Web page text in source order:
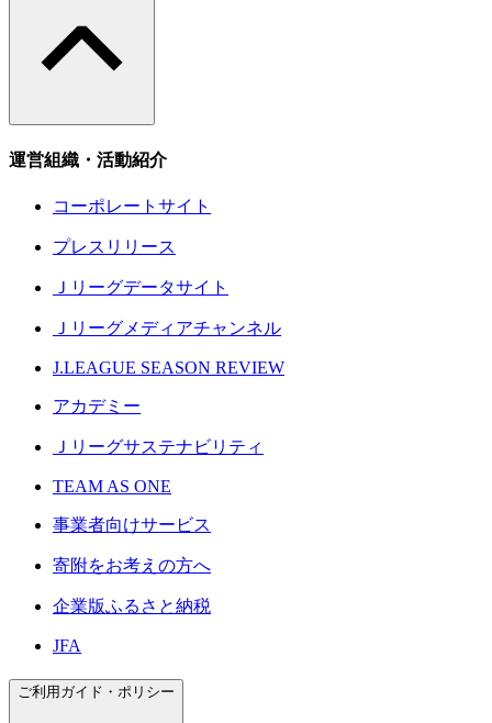
運営組織・活動紹介
コーポレートサイト
プレスリリース
Ｊリーグデータサイト
Ｊリーグメディアチャンネル
J.LEAGUE SEASON REVIEW
アカデミー
Ｊリーグサステナビリティ
TEAM AS ONE
事業者向けサービス
寄附をお考えの方へ
企業版ふるさと納税
JFA
ご利用ガイド・ポリシー